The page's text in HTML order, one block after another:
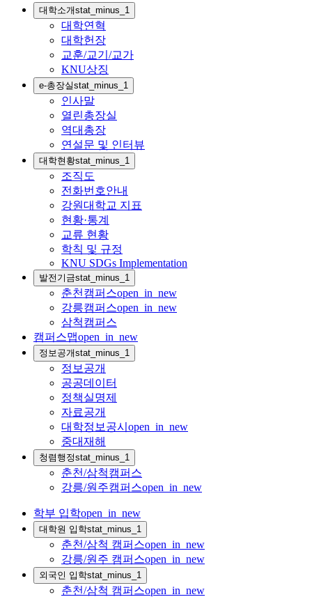
대학소개stat_minus_1
대학연혁
대학헌장
교훈/교기/교가
KNU상징
e-총장실stat_minus_1
인사말
열린총장실
역대총장
연설문 및 인터뷰
대학현황stat_minus_1
조직도
전화번호안내
강원대학교 지표
현황·통계
교류 현황
학칙 및 규정
KNU SDGs Implementation
발전기금stat_minus_1
춘천캠퍼스open_in_new
강릉캠퍼스open_in_new
삼척캠퍼스
캠퍼스맵open_in_new
정보공개stat_minus_1
정보공개
공공데이터
정책실명제
자료공개
대학정보공시 open_in_new
중대재해
청렴행정stat_minus_1
춘천/삼척캠퍼스
강릉/원주캠퍼스open_in_new
학부 입학open_in_new
대학원 입학stat_minus_1
춘천/삼척 캠퍼스open_in_new
강릉/원주 캠퍼스open_in_new
외국인 입학stat_minus_1
춘천/삼척 캠퍼스open_in_new